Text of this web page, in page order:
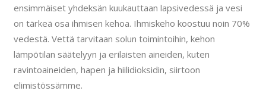
ensimmäiset yhdeksän kuukauttaan lapsivedessä ja vesi
on tärkeä osa ihmisen kehoa. Ihmiskeho koostuu noin 70%
vedestä. Vettä tarvitaan solun toimintoihin, kehon
lämpötilan säätelyyn ja erilaisten aineiden, kuten
ravintoaineiden, hapen ja hiilidioksidin, siirtoon
elimistössämme.